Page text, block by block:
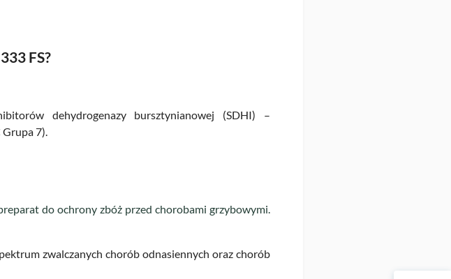
FS?
dehydrogenazy bursztynianowej (SDHI) –
7).
do ochrony zbóż przed chorobami grzybowymi.
zwalczanych chorób odnasiennych oraz chorób